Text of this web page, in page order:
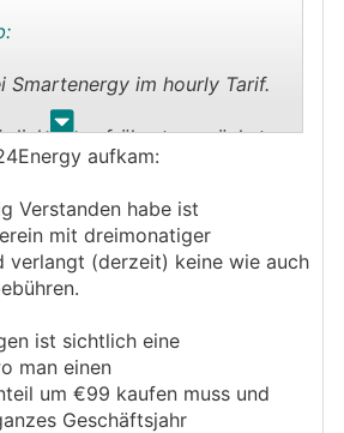
. .
Smartenergy im hourly Tarif.
aber frühestens nächstes
Energy, wie wird dann der
also wer zieht sie erstes -
irgendwie beeinflussen?
aufkam:
Verstanden habe ist
mit dreimonatiger
verlangt (derzeit) keine wie auch
ist sichtlich eine
man einen
um €99 kaufen muss und
Geschäftsjahr